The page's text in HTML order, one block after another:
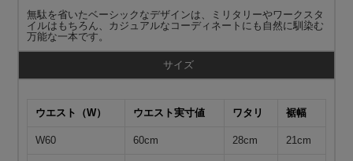
無駄を省いたベーシックなデザインは、ミリタリーやワークスタ
イルはもちろん、カジュアルなコーディネートにも自然に馴染む
万能な一本です。
サイズ
ウエスト（W） ウエスト実寸値 ワタリ 裾幅
W60 60cm 28cm 21cm